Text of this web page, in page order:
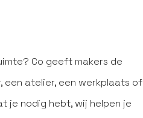
Co geeft makers de
een atelier, een werkplaats of
je nodig hebt, wij helpen je